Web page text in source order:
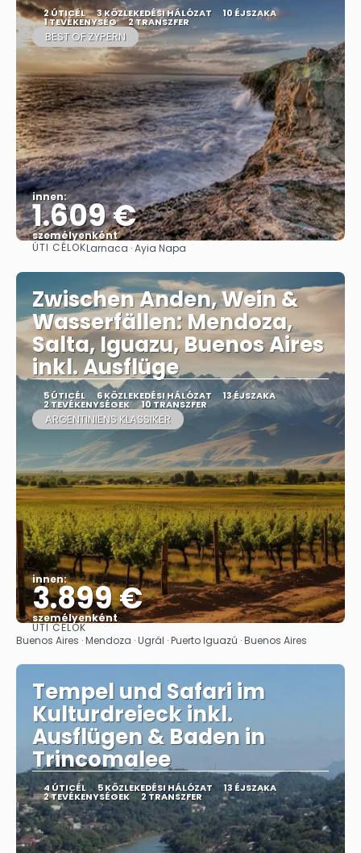
2 ÚTICÉL 3 KÖZLEKEDÉSI HÁLÓZAT 10 ÉJSZAKA
1 TEVÉKENYSÉG 2 TRANSZFER
BEST OF ZYPERN
innen:
1.609 €
személyenként
Megnézem
ÚTI CÉLOKLarnaca · Ayia Napa
Zwischen Anden, Wein &
Wasserfällen: Mendoza,
Salta, Iguazu, Buenos Aires
inkl. Ausflüge
5 ÚTICÉL 6 KÖZLEKEDÉSI HÁLÓZAT 13 ÉJSZAKA
2 TEVÉKENYSÉGEK 10 TRANSZFER
ARGENTINIENS KLASSIKER
innen:
3.899 €
személyenként
Megnézem
ÚTI CÉLOK
Buenos Aires · Mendoza · Ugrál · Puerto Iguazú · Buenos Aires
Tempel und Safari im
Kulturdreieck inkl.
Ausflügen & Baden in
Trincomalee
4 ÚTICÉL 5 KÖZLEKEDÉSI HÁLÓZAT 13 ÉJSZAKA
2 TEVÉKENYSÉGEK 2 TRANSZFER